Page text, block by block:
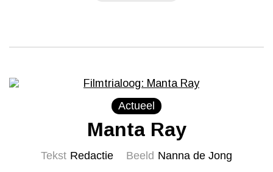
Actueel
Manta Ray
Tekst Redactie Beeld Nanna de Jong